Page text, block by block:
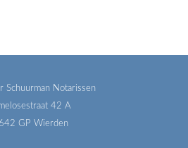
Schuurman Notarissen
42 A
GP Wierden